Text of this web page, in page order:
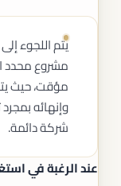
يتم اللجوء
مشروع محدد
مؤقت، حيث
وإنهائه
شركة دائمة.
عند الرغبة في